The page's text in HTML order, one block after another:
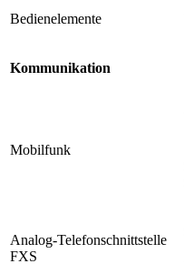
Bedienelemente
Kommunikation
Mobilfunk
Analog-Telefonschnittstelle
FXS